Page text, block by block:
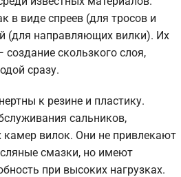
в виде спреев (для тросов и
(для направляющих вилки). Их
скользкого слоя,
сразу.
к резине и пластику.
сальников,
вилок. Они не привлекают
смазки, но имеют
при высоких нагрузках.